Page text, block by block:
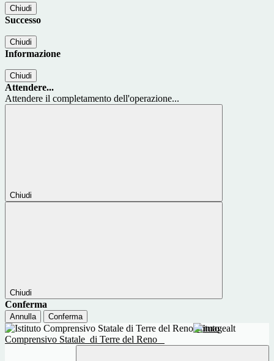
Chiudi
Successo
Chiudi
Informazione
Chiudi
Attendere...
Attendere il completamento dell'operazione...
Chiudi
Chiudi
Conferma
Annulla Conferma
Istituto
Comprensivo Statale di Terre del Reno